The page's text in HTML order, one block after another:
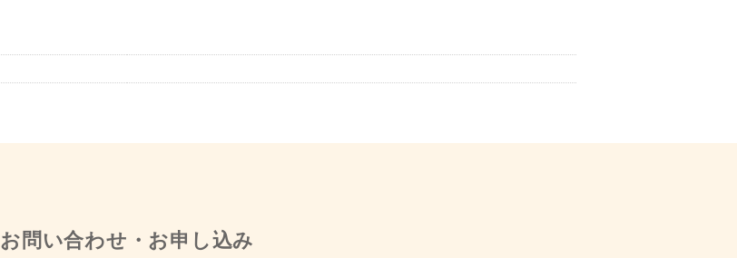
お問い合わせ・お申し込み